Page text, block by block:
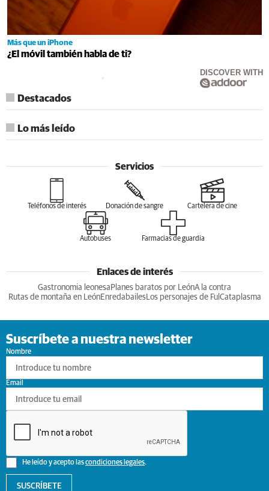
Más que un iPhone
¿El móvil también habla de ti?
DISCOVER WITH
Destacados
Lo más leído
Servicios
Teléfonos de interés Donación de sangre Cartelera de cine
Autobuses Farmacias de guardia
Enlaces de interés
Gastronomia leonesa Planes baratos por LeónA la contra
Rutas de montaña en LeónEnredabailesLos personajes de Ful Cataplasma
Suscríbete a nuestra newsletter
Nombre
He leído y acepto lascondiciones legales.
Email
SUSCRÍBETE